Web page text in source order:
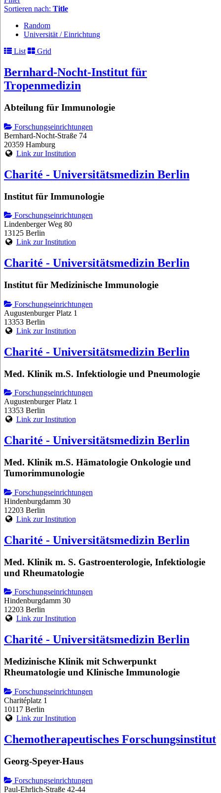
Sortieren nach: Title
Random
Universität / Einrichtung
List
Grid
Bernhard-Nocht-Institut für
Tropenmedizin
Abteilung für Immunologie
Forschungseinrichtungen
Bernhard-Nocht-Straße 74
20359 Hamburg
Link zur Institution
Charité - Universitätsmedizin Berlin
Institut für Immunologie
Forschungseinrichtungen
Lindenberger Weg 80
13125 Berlin
Link zur Institution
Charité - Universitätsmedizin Berlin
Institut für Medizinische Immunologie
Forschungseinrichtungen
Augustenburger Platz 1
13353 Berlin
Link zur Institution
Charité - Universitätsmedizin Berlin
Med. Klinik m.S. Infektiologie und Pneumologie
Forschungseinrichtungen
Augustenburger Platz 1
13353 Berlin
Link zur Institution
Charité - Universitätsmedizin Berlin
Med. Klinik m.S. Hämatologie Onkologie und
Tumorimmunologie
Forschungseinrichtungen
Hindenburgdamm 30
12203 Berlin
Link zur Institution
Charité - Universitätsmedizin Berlin
Med. Klinik m. S. Gastroenterologie, Infektiologie
und Rheumatologie
Forschungseinrichtungen
Hindenburgdamm 30
12203 Berlin
Link zur Institution
Charité - Universitätsmedizin Berlin
Medizinische Klinik mit Schwerpunkt
Rheumatologie und Klinische Immunologie
Forschungseinrichtungen
Charitéplatz 1
10117 Berlin
Link zur Institution
Chemotherapeutisches Forschungsinstitut
Georg-Speyer-Haus
Forschungseinrichtungen
Paul-Ehrlich-Straße 42-44